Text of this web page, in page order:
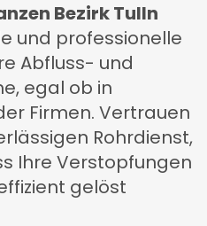
Bezirk Tulln
und professionelle
Abfluss- und
egal ob in
Firmen. Vertrauen
Rohrdienst,
Ihre Verstopfungen
gelöst